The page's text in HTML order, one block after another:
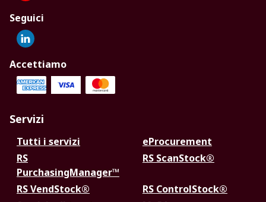
Seguici
Accettiamo
Servizi
Tutti i servizi
eProcurement
RS
PurchasingManager™
RS ScanStock®
RS VendStock®
RS ControlStock®